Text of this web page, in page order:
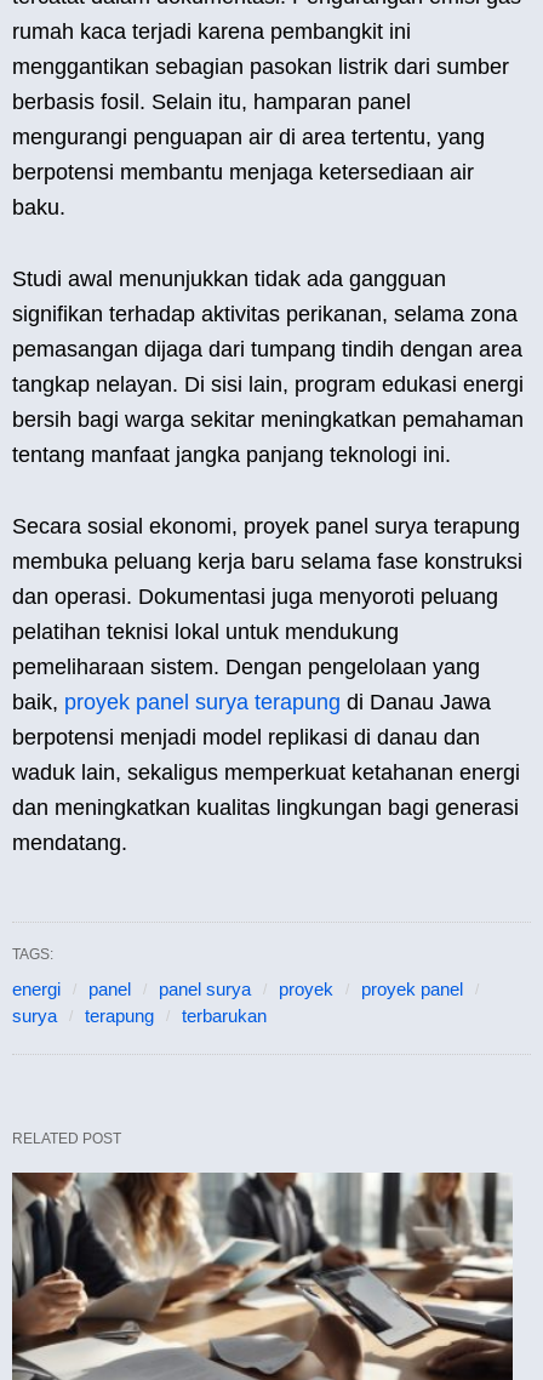
rumah kaca terjadi karena pembangkit ini
menggantikan sebagian pasokan listrik dari sumber
berbasis fosil. Selain itu, hamparan panel
mengurangi penguapan air di area tertentu, yang
berpotensi membantu menjaga ketersediaan air
baku.
Studi awal menunjukkan tidak ada gangguan
signifikan terhadap aktivitas perikanan, selama zona
pemasangan dijaga dari tumpang tindih dengan area
tangkap nelayan. Di sisi lain, program edukasi energi
bersih bagi warga sekitar meningkatkan pemahaman
tentang manfaat jangka panjang teknologi ini.
Secara sosial ekonomi, proyek panel surya terapung
membuka peluang kerja baru selama fase konstruksi
dan operasi. Dokumentasi juga menyoroti peluang
pelatihan teknisi lokal untuk mendukung
pemeliharaan sistem. Dengan pengelolaan yang
baik, proyek panel surya terapung di Danau Jawa
berpotensi menjadi model replikasi di danau dan
waduk lain, sekaligus memperkuat ketahanan energi
dan meningkatkan kualitas lingkungan bagi generasi
mendatang.
TAGS:
energi panel panel surya proyek
proyek panel
surya
terapung terbarukan
RELATED POST